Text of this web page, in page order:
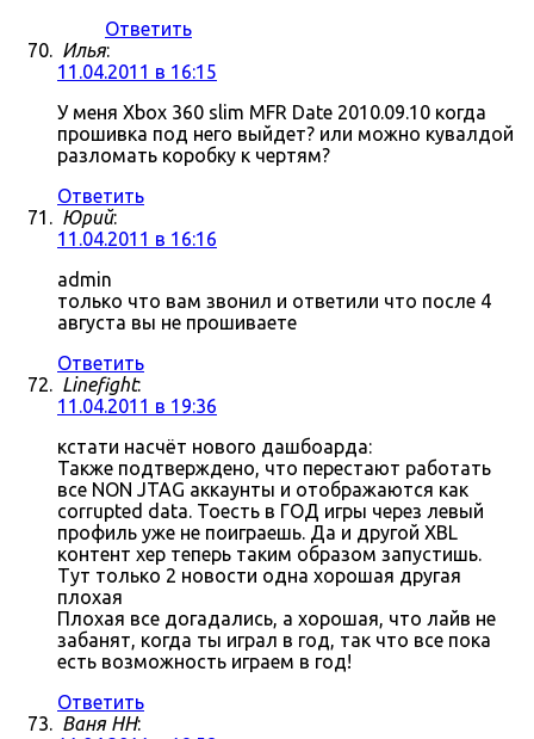
Ответить
Илья:
11.04.2011 в 16:15
У меня Xbox 360 slim MFR Date 2010.09.10 когда
прошивка под него выйдет? или можно кувалдой
разломать коробку к чертям?
Ответить
Юрий:
11.04.2011 в 16:16
admin
только что вам звонил и ответили что после 4
августа вы не прошиваете
Ответить
Linefight:
11.04.2011 в 19:36
кстати насчёт нового дашбоарда:
Также подтверждено, что перестают работать
все NON JTAG аккаунты и отображаются как
corrupted data. Тоесть в ГОД игры через левый
профиль уже не поиграешь. Да и другой XBL
контент хер теперь таким образом запустишь.
Тут только 2 новости одна хорошая другая
плохая
Плохая все догадались, а хорошая, что лайв не
забанят, когда ты играл в год, так что все пока
есть возможность играем в год!
Ответить
Ваня НН: